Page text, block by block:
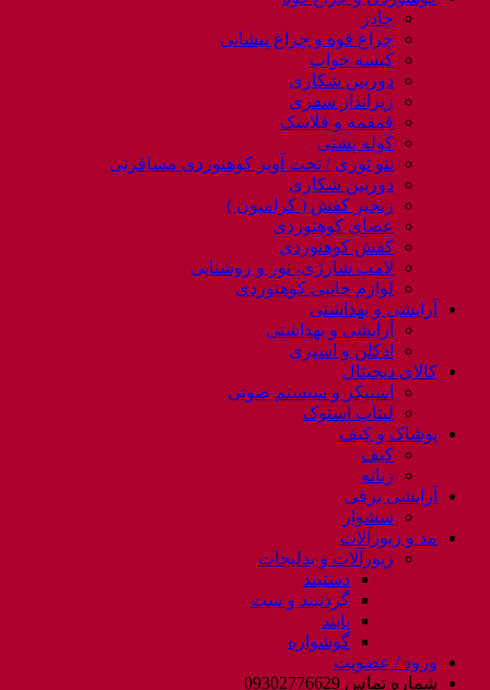
چادر
چراغ قوه و چراغ پیشانی
کیسه خواب
دوربین شکاری
زیرانداز سفری
قمقمه و فلاسک
کوله پشتی
ننو توری / تخت آویز کوهنوردی مسافرتی
دوربین شکاری
زنجیر کفش ( کرامپون )
عصای کوهنوردی
کفش کوهنوردی
لامپ شارژی، نور و روشنایی
لوازم جانبی کوهنوردی
آرایشی و بهداشتی
آرایشی و بهداشتی
ادکلن و اسپری
کالای دیجیتال
اسپیکر و سیستم صوتی
لپتاب استوک
پوشاک و کیف
کیف
زنانه
آرایشی برقی
سشوار
مد و زیورآلات
زیورآلات و بدلیجات
دستبند
گردنبند و ست
پابند
گوشواره
ورود / عضویت
شماره تماس 09302776629